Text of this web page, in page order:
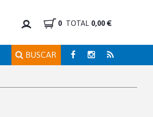
0 TOTAL 0,00 €
BUSCAR